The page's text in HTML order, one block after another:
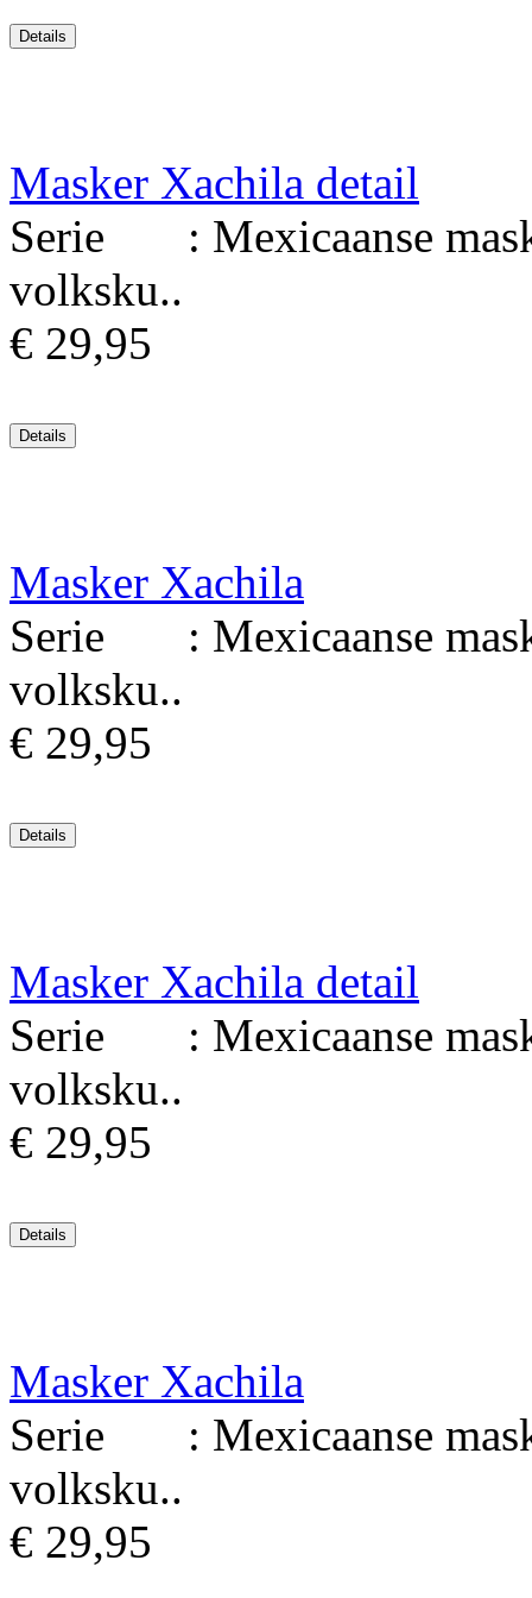
Masker Xachila detail
Serie : Mexicaanse
volksku..
€ 29,95
Masker Xachila
Serie : Mexicaanse
volksku..
€ 29,95
Masker Xachila detail
Serie : Mexicaanse
volksku..
€ 29,95
Masker Xachila
Serie : Mexicaanse
volksku..
€ 29,95